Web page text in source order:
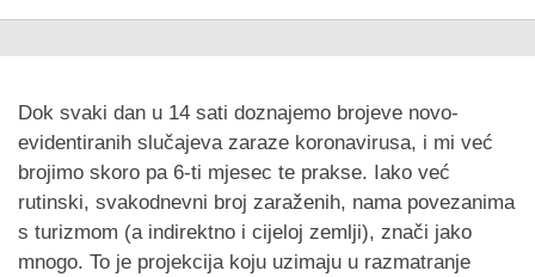
Dok svaki dan u 14 sati doznajemo brojeve novo-
evidentiranih slučajeva zaraze koronavirusa, i mi već
brojimo skoro pa 6-ti mjesec te prakse. Iako već
rutinski, svakodnevni broj zaraženih, nama povezanima
s turizmom (a indirektno i cijeloj zemlji), znači jako
mnogo. To je projekcija koju uzimaju u razmatranje